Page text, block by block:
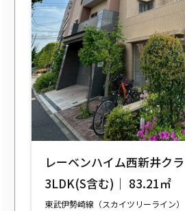
レーベンハイム西新井ク
3LDK(S含む)｜ 83.21㎡
東武伊勢崎線（スカイツリーライン